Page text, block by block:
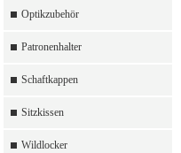
Optikzubehör
Patronenhalter
Schaftkappen
Sitzkissen
Wildlocker